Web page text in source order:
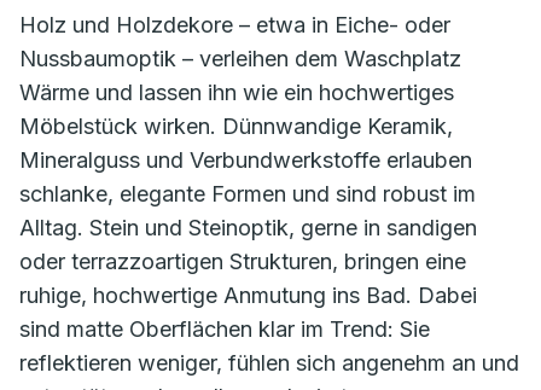
Holz und Holzdekore – etwa in Eiche- oder
Nussbaumoptik – verleihen dem Waschplatz
Wärme und lassen ihn wie ein hochwertiges
Möbelstück wirken. Dünnwandige Keramik,
Mineralguss und Verbundwerkstoffe erlauben
schlanke, elegante Formen und sind robust im
Alltag. Stein und Steinoptik, gerne in sandigen
oder terrazzoartigen Strukturen, bringen eine
ruhige, hochwertige Anmutung ins Bad. Dabei
sind matte Oberflächen klar im Trend: Sie
reflektieren weniger, fühlen sich angenehm an und